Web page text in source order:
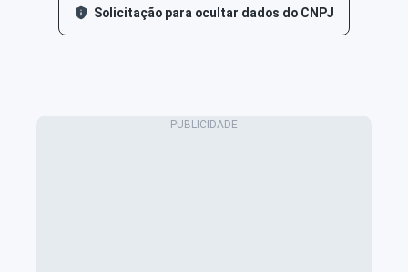
Solicitação para ocultar dados do CNPJ